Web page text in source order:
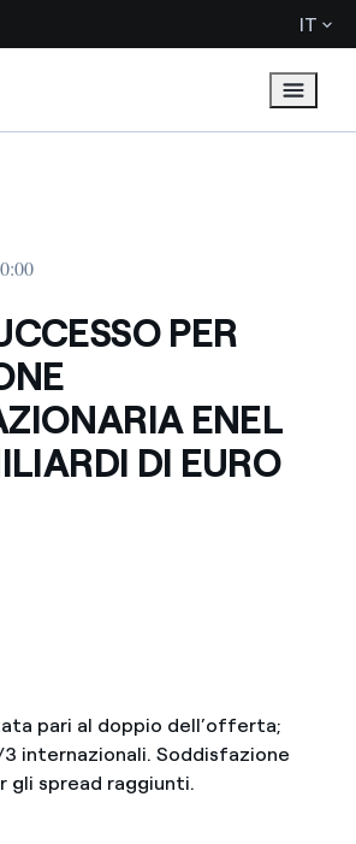
IT
PER
ENEL
DI EURO
pari al doppio dell’offerta;
internazionali. Soddisfazione
gli spread raggiunti.